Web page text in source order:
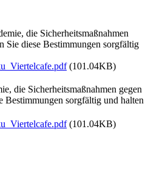
die Sicherheitsmaßnahmen
Sie diese Bestimmungen sorgfältig
(101.04KB)
die Sicherheitsmaßnahmen gegen
Bestimmungen sorgfältig und halten
(101.04KB)